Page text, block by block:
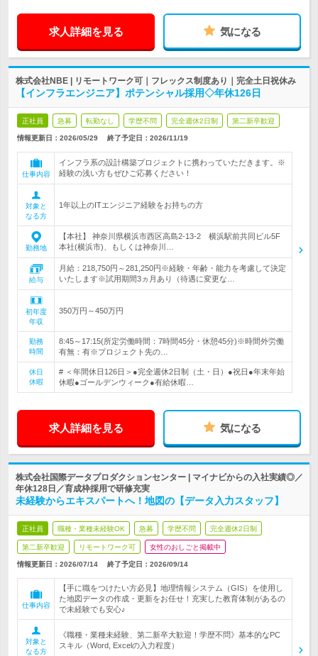
求人詳細を見る 気になる
株式会社NBE | リモートワーク可｜フレックス制度あり｜完全土日祝休み
【インフラエンジニア】ポテンシャル採用◇年休126日
正社員 急募 転勤なし 学歴不問 完全週休2日制 第二新卒歓迎
情報更新日：2026/05/29 終了予定日： 2026/11/19
仕事内容
インフラ系の設計構築プロジェクトに携わっていただきます。※
経験の浅い方もぜひご応募ください！
対象と
なる方
1年以上のITエンジニア経験をお持ちの方
勤務地
【本社】 神奈川県横浜市西区高島2-13-2 横浜駅前共同ビル5F
本社(横浜市)、もしくは神奈川…
給与
月給：218,750円～281,250円※経験・年齢・能力を考慮して決定
いたします※試用期間3ヵ月あり（待遇に変更な…
初年度
年収
350万円～450万円
勤務
時間
8:45～17:15(所定労働時間：7時間45分・休憩45分)※時間外労働
有無：有※プロジェクト先の…
休日
休暇
# ＜年間休日126日＞●完全週休2日制（土・日）●祝日●年末年始
休暇●ゴールデンウィーク●有給休暇…
求人詳細を見る 気になる
株式会社国際データプロダクションセンター | マイナビからの入社実績◎／
年休128日／育成枠採用で研修充実
未経験からエキスパートへ！地図の【データ入力スタッフ】
正社員 職種・業種未経験OK 急募 学歴不問 完全週休2日制
第二新卒歓迎 リモートワーク可 女性のおしごと掲載中
情報更新日：2026/07/14 終了予定日： 2026/09/14
仕事内容
【手に職をつけたい方必見】地理情報システム（GIS）を使用し
た地図データの作成・更新をお任せ！充実した教育体制があるの
で未経験でも安心♪
対象と
なる方
《職種・業種未経験、第二新卒大歓迎！学歴不問》基本的なPC
スキル（Word, Excelの入力程度）